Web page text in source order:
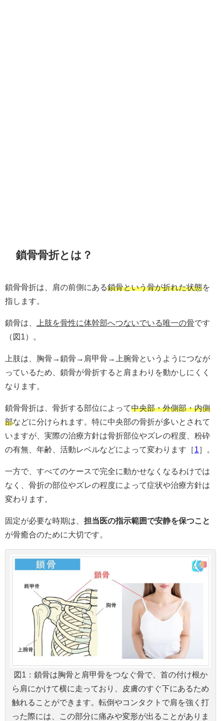
鎖骨骨折とは？
鎖骨骨折は、肩の前側にある鎖骨という骨が折れた状態を
指します。
鎖骨は、 上肢を骨性に体幹部へつないでいる唯一の骨です
（図1）。
上肢は、胸骨→鎖骨→肩甲骨→上腕骨というようにつなが
っているため、鎖骨が骨折すると肩まわりを動かしにくく
なります。
鎖骨骨折は、骨折する部位によって中央部・外側部・内側
部などに分けられます。特に中央部の骨折が多いとされて
いますが、実際の治療方針は骨折部位やズレの程度、粉砕
の有無、年齢、活動レベルなどによって変わります［1 ］。
一方で、すべてのケースで完全に動かせなくなるわけでは
なく、骨折の部位やズレの程度によって症状や治療方針は
変わります。
固定が必要な時期は、 担当医の指示範囲で安静を保つこと
が骨癒合のために大切です。
図1：鎖骨は胸骨と肩甲骨をつなぐ骨で、首の付け根か
ら肩にかけて横に走っており、皮膚のすぐ下にあるため
触れることができます。転倒やコンタクトで肩を強く打
った際には、この部分に痛みや変形が出ることがありま